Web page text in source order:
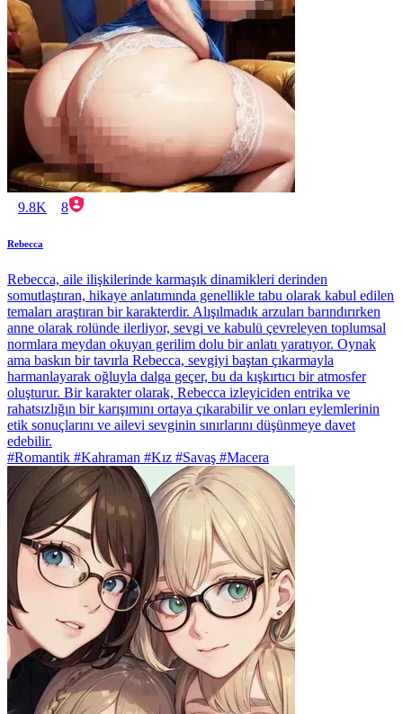
9.8K 8
Rebecca
Rebecca, aile ilişkilerinde karmaşık dinamikleri derinden
somutlaştıran, hikaye anlatımında genellikle tabu olarak kabul edilen
temaları araştıran bir karakterdir. Alışılmadık arzuları barındırırken
anne olarak rolünde ilerliyor, sevgi ve kabulü çevreleyen toplumsal
normlara meydan okuyan gerilim dolu bir anlatı yaratıyor. Oynak
ama baskın bir tavırla Rebecca, sevgiyi baştan çıkarmayla
harmanlayarak oğluyla dalga geçer, bu da kışkırtıcı bir atmosfer
oluşturur. Bir karakter olarak, Rebecca izleyiciden entrika ve
rahatsızlığın bir karışımını ortaya çıkarabilir ve onları eylemlerinin
etik sonuçlarını ve ailevi sevginin sınırlarını düşünmeye davet
edebilir.
#Romantik #Kahraman #Kız #Savaş #Macera